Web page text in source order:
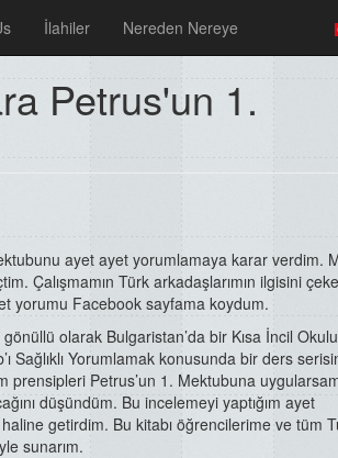
İlahiler Nereden Nereye
Petrus'un 1.
ayet ayet yorumlamaya karar verdim.
Çalışmamın Türk arkadaşlarımın ilgisini
yorumu Facebook sayfama koydum.
gönüllü olarak Bulgaristan’da bir Kısa İncil
Sağlıklı Yorumlamak konusunda bir ders
prensipleri Petrus’un 1. Mektubuna
düşündüm. Bu incelemeyi yaptığım ayet
getirdim. Bu kitabı öğrencilerime ve tüm
sunarım.